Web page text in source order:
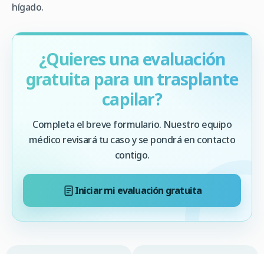
hígado.
¿Quieres una evaluación
gratuita para un trasplante
capilar?
Completa el breve formulario. Nuestro equipo
médico revisará tu caso y se pondrá en contacto
contigo.
Iniciar mi evaluación gratuita